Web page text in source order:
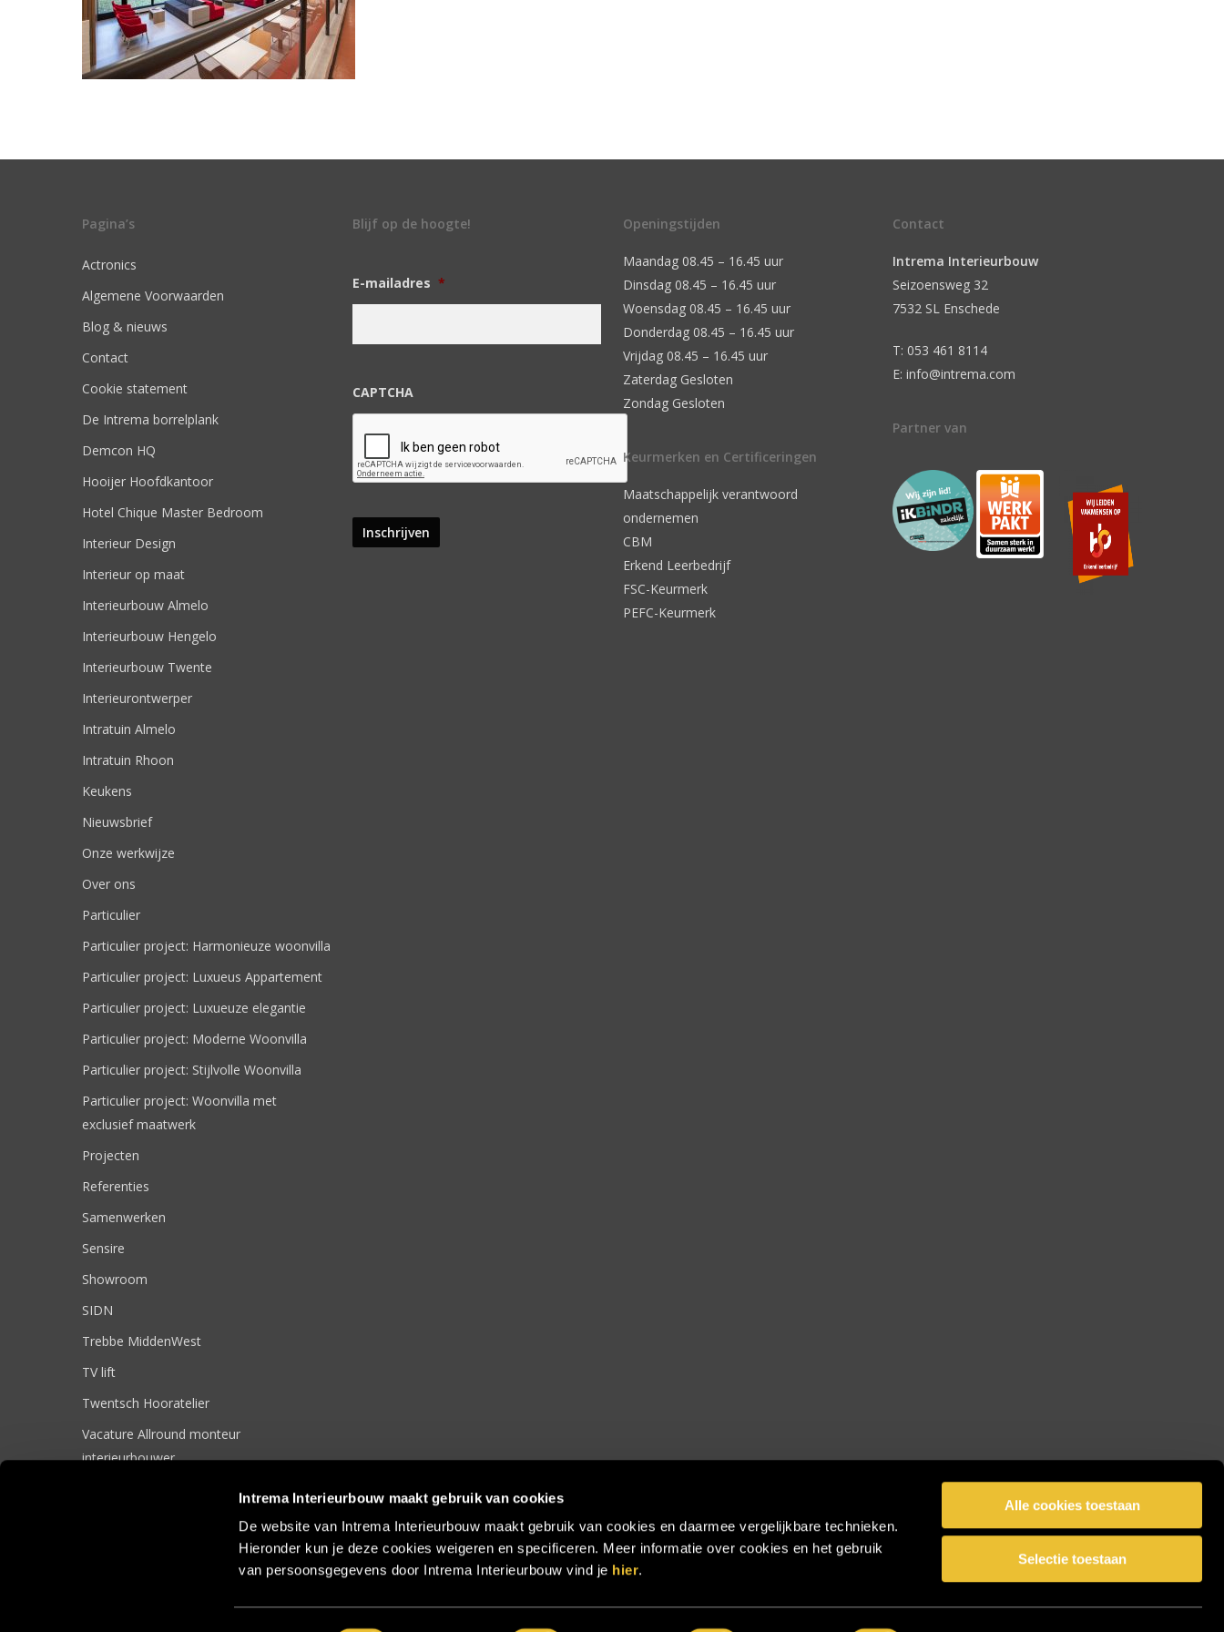
Intrema Interieurbouw maakt gebruik van cookies
De website van Intrema Interieurbouw maakt gebruik van cookies en daarmee vergelijkbare technieken.
Hieronder kun je deze cookies weigeren en specificeren. Meer informatie over cookies en het gebruik
van persoonsgegevens door Intrema Interieurbouw vind je hier.
Alle cookies toestaan
Selectie toestaan
Pagina’s
Actronics
Algemene Voorwaarden
Blog & nieuws
Contact
Cookie statement
De Intrema borrelplank
Demcon HQ
Hooijer Hoofdkantoor
Hotel Chique Master Bedroom
Interieur Design
Interieur op maat
Interieurbouw Almelo
Interieurbouw Hengelo
Interieurbouw Twente
Interieurontwerper
Intratuin Almelo
Intratuin Rhoon
Keukens
Nieuwsbrief
Onze werkwijze
Over ons
Particulier
Particulier project: Harmonieuze woonvilla
Particulier project: Luxueus Appartement
Particulier project: Luxueuze elegantie
Particulier project: Moderne Woonvilla
Particulier project: Stijlvolle Woonvilla
Particulier project: Woonvilla met
exclusief maatwerk
Projecten
Referenties
Samenwerken
Sensire
Showroom
SIDN
Trebbe MiddenWest
TV lift
Twentsch Hooratelier
Vacature Allround monteur
interieurbouwer
Blijf op de hoogte!
E-mailadres *
CAPTCHA
Openingstijden
Maandag 08.45 – 16.45 uur
Dinsdag 08.45 – 16.45 uur
Woensdag 08.45 – 16.45 uur
Donderdag 08.45 – 16.45 uur
Vrijdag 08.45 – 16.45 uur
Zaterdag Gesloten
Zondag Gesloten
Keurmerken en Certificeringen
Maatschappelijk verantwoord
ondernemen
CBM
Erkend Leerbedrijf
FSC-Keurmerk
PEFC-Keurmerk
Contact
Intrema Interieurbouw
Seizoensweg 32
7532 SL Enschede
T: 053 461 8114
E: info@intrema.com
Partner van
facebookpinterestlinkedininstagram